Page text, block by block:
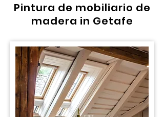
Pintura de mobiliario de
madera in Getafe